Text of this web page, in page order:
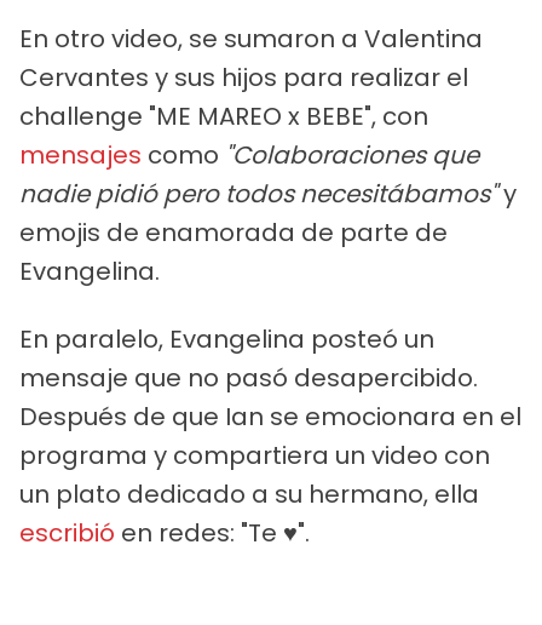
En otro video, se sumaron a Valentina
Cervantes y sus hijos para realizar el
challenge "ME MAREO x BEBE", con
mensajes como "Colaboraciones que
nadie pidió pero todos necesitábamos"y
emojis de enamorada de parte de
Evangelina.
En paralelo, Evangelina posteó un
mensaje que no pasó desapercibido.
Después de que Ian se emocionara en el
programa y compartiera un video con
un plato dedicado a su hermano, ella
escribió en redes: "Te ♥️".